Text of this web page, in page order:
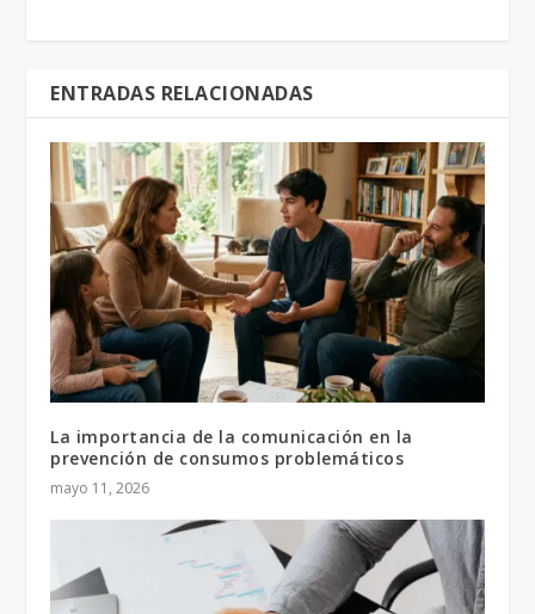
ENTRADAS RELACIONADAS
La importancia de la comunicación en la
prevención de consumos problemáticos
mayo 11, 2026